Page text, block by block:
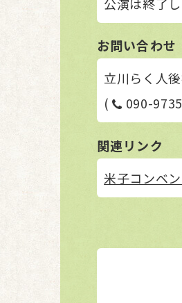
お問い合わせ
立川らく人
(
090-
関連リンク
米子コンベ